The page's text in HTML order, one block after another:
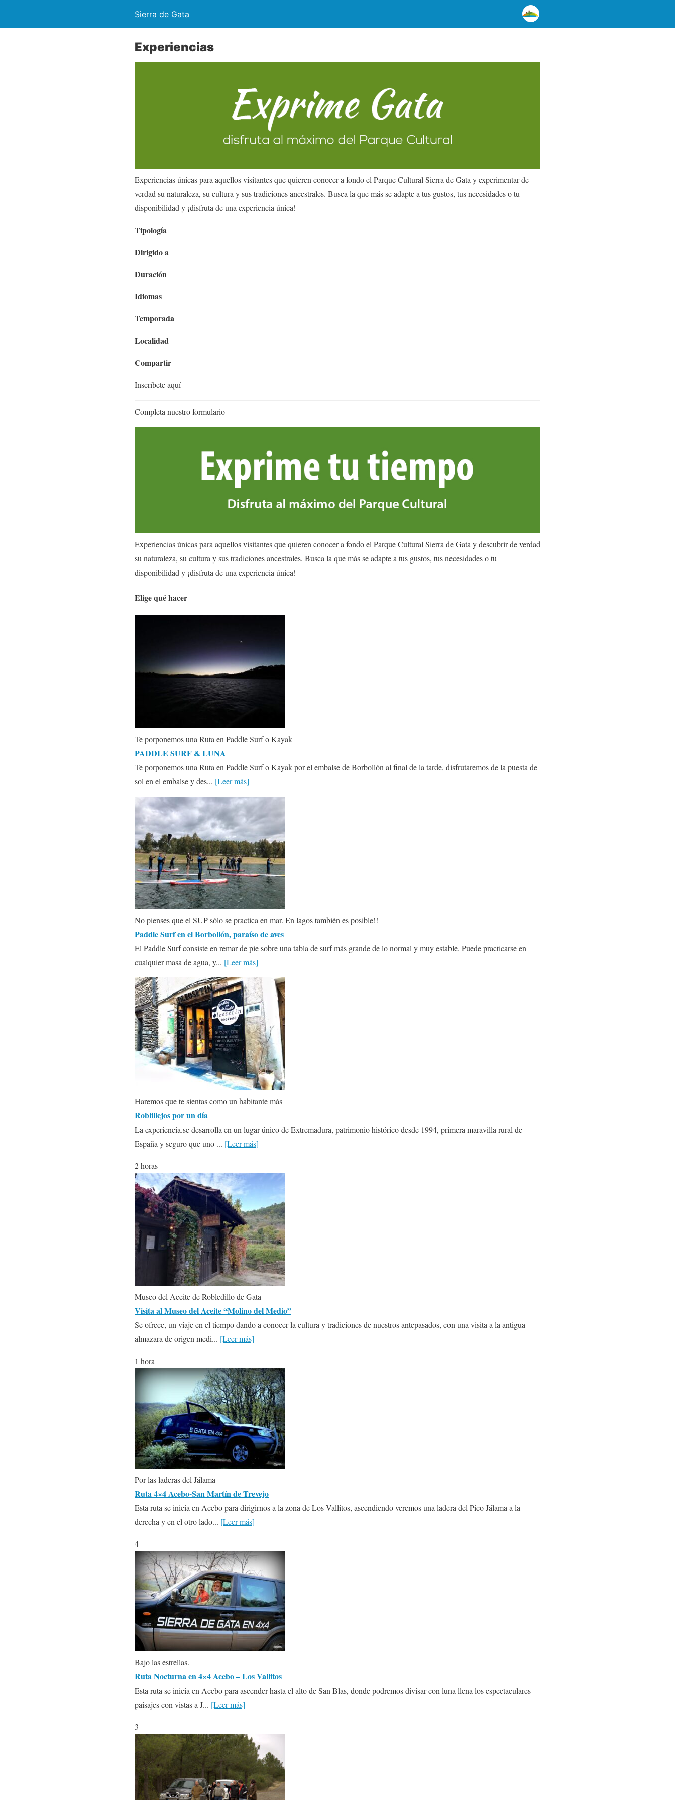
Sierra de Gata
Experiencias
Experiencias únicas para aquellos visitantes que quieren conocer a fondo el Parque Cultural Sierra de Gata y experimentar de
verdad su naturaleza, su cultura y sus tradiciones ancestrales. Busca la que más se adapte a tus gustos, tus necesidades o tu
disponibilidad y ¡disfruta de una experiencia única!
Tipología
Dirigido a
Duración
Idiomas
Temporada
Localidad
Compartir
Inscríbete aquí
Completa nuestro formulario
Experiencias únicas para aquellos visitantes que quieren conocer a fondo el Parque Cultural Sierra de Gata y descubrir de verdad
su naturaleza, su cultura y sus tradiciones ancestrales. Busca la que más se adapte a tus gustos, tus necesidades o tu
disponibilidad y ¡disfruta de una experiencia única!
Elige qué hacer
Te porponemos una Ruta en Paddle Surf o Kayak
PADDLE SURF & LUNA
Te porponemos una Ruta en Paddle Surf o Kayak por el embalse de Borbollón al final de la tarde, disfrutaremos de la puesta de
sol en el embalse y des... [Leer más]
No pienses que el SUP sólo se practica en mar. En lagos también es posible!!
Paddle Surf en el Borbollón, paraíso de aves
El Paddle Surf consiste en remar de pie sobre una tabla de surf más grande de lo normal y muy estable. Puede practicarse en
cualquier masa de agua, y... [Leer más]
Haremos que te sientas como un habitante más
Roblillejos por un día
La experiencia.se desarrolla en un lugar único de Extremadura, patrimonio histórico desde 1994, primera maravilla rural de
España y seguro que uno ... [Leer más]
2 horas
Museo del Aceite de Robledillo de Gata
Visita al Museo del Aceite “Molino del Medio”
Se ofrece, un viaje en el tiempo dando a conocer la cultura y tradiciones de nuestros antepasados, con una visita a la antigua
almazara de origen medi... [Leer más]
1 hora
Por las laderas del Jálama
Ruta 4×4 Acebo-San Martín de Trevejo
Esta ruta se inicia en Acebo para dirigirnos a la zona de Los Vallitos, ascendiendo veremos una ladera del Pico Jálama a la
derecha y en el otro lado... [Leer más]
4
Bajo las estrellas.
Ruta Nocturna en 4×4 Acebo – Los Vallitos
Esta ruta se inicia en Acebo para ascender hasta el alto de San Blas, donde podremos divisar con luna llena los espectaculares
paisajes con vistas a J... [Leer más]
3